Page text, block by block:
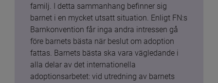
familj. I detta sammanhang befinner sig
barnet i en mycket utsatt situation. Enligt FN:s
Barnkonvention får inga andra intressen gå
före barnets bästa när beslut om adoption
fattas. Barnets bästa ska vara vägledande i
alla delar av det internationella
adoptionsarbetet: vid utredning av barnets